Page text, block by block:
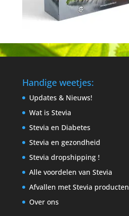
Handige weetjes:
Updates & Nieuws!
Wat is Stevia
Stevia en Diabetes
Stevia en gezondheid
Stevia dropshipping !
Alle voordelen van Stevia
Afvallen met Stevia producten
Over ons